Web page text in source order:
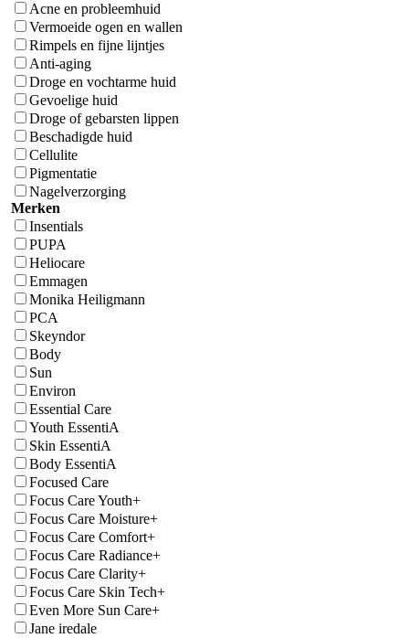
Acne en probleemhuid
Vermoeide ogen en wallen
Rimpels en fijne lijntjes
Anti-aging
Droge en vochtarme huid
Gevoelige huid
Droge of gebarsten lippen
Beschadigde huid
Cellulite
Pigmentatie
Nagelverzorging
Merken
Insentials
PUPA
Heliocare
Emmagen
Monika Heiligmann
PCA
Skeyndor
Body
Sun
Environ
Essential Care
Youth EssentiA
Skin EssentiA
Body EssentiA
Focused Care
Focus Care Youth+
Focus Care Moisture+
Focus Care Comfort+
Focus Care Radiance+
Focus Care Clarity+
Focus Care Skin Tech+
Even More Sun Care+
Jane iredale